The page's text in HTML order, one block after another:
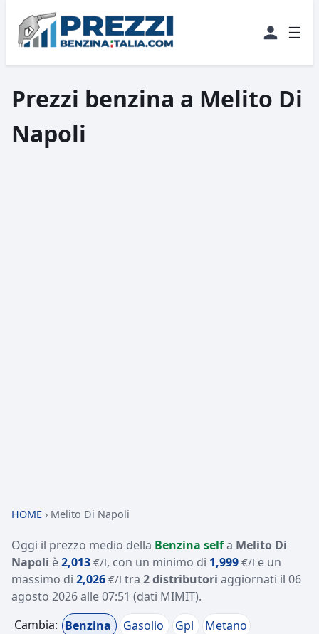
☰
Prezzi benzina a Melito Di
Napoli
HOME › Melito Di Napoli
Oggi il prezzo medio della Benzina selfa Melito Di
Napoli è2,013 €/l, con un minimo di 1,999 €/l e un
massimo di 2,026 €/l tra 2 distributori aggiornati il 06
agosto 2026 alle 07:51 (dati MIMIT).
Cambia: Benzina Gasolio Gpl
Metano